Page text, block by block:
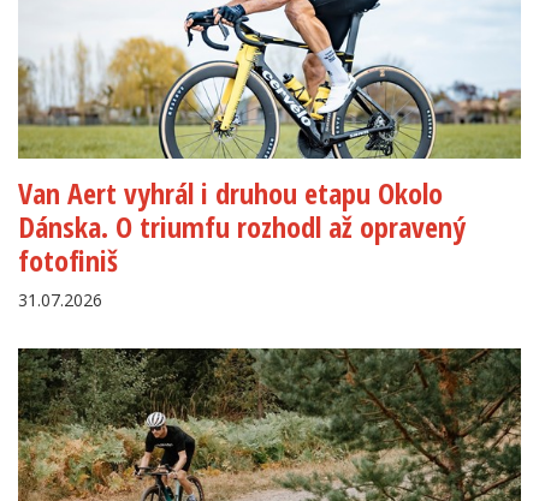
Van Aert vyhrál i druhou etapu Okolo
Dánska. O triumfu rozhodl až opravený
fotofiniš
31.07.2026